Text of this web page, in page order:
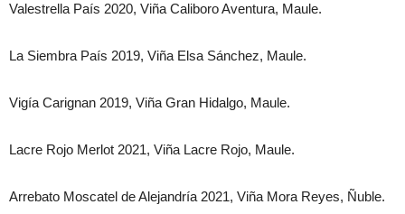
Valestrella País 2020, Viña Caliboro Aventura, Maule.
La Siembra País 2019, Viña Elsa Sánchez, Maule.
Vigía Carignan 2019, Viña Gran Hidalgo, Maule.
Lacre Rojo Merlot 2021, Viña Lacre Rojo, Maule.
Arrebato Moscatel de Alejandría 2021, Viña Mora Reyes, Ñuble.